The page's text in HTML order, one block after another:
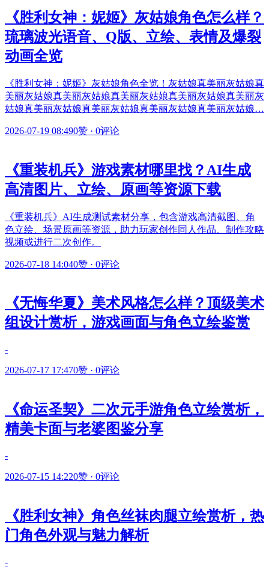
《胜利女神：妮姬》灰姑娘角色怎么样？
琉璃波光语音、Q版、立绘、表情及爆裂
动画全览
《胜利女神：妮姬》灰姑娘角色全览！灰姑娘真美丽灰姑娘真
美丽灰姑娘真美丽灰姑娘真美丽灰姑娘真美丽灰姑娘真美丽灰
姑娘真美丽灰姑娘真美丽灰姑娘真美丽灰姑娘真美丽灰姑娘…
2026-07-19 08:490赞 · 0评论
《重装机兵》游戏素材哪里找？AI生成
高清图片、立绘、原画等资源下载
《重装机兵》AI生成测试素材分享，包含游戏高清截图、角
色立绘、场景原画等资源，助力玩家创作同人作品、制作攻略
视频或进行二次创作。
2026-07-18 14:040赞 · 0评论
《无悔华夏》美术风格怎么样？顶级美术
组设计赏析，游戏画面与角色立绘鉴赏
-
2026-07-17 17:470赞 · 0评论
《命运圣契》二次元手游角色立绘赏析，
精美卡面与老婆图鉴分享
-
2026-07-15 14:220赞 · 0评论
《胜利女神》角色丝袜肉腿立绘赏析，热
门角色外观与魅力解析
-